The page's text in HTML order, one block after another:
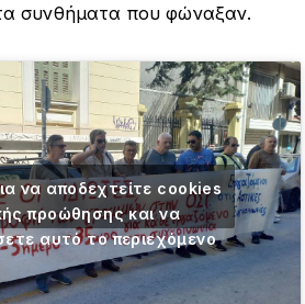
συνθήματα που φώναξαν.
να αποδεχτείτε cookies
προώθησης και να
αυτό το περιεχόμενο